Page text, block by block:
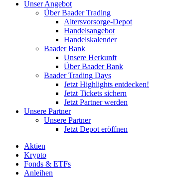
Unser Angebot
Über Baader Trading
Altersvorsorge-Depot
Handelsangebot
Handelskalender
Baader Bank
Unsere Herkunft
Über Baader Bank
Baader Trading Days
Jetzt Highlights entdecken!
Jetzt Tickets sichern
Jetzt Partner werden
Unsere Partner
Unsere Partner
Jetzt Depot eröffnen
Aktien
Krypto
Fonds & ETFs
Anleihen